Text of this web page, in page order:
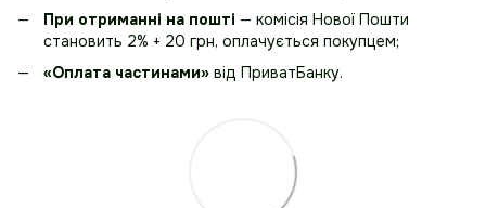
При отриманні на пошті — комісія Нової Пошти
становить 2% + 20 грн, оплачується покупцем;
«Оплата частинами» від ПриватБанку.